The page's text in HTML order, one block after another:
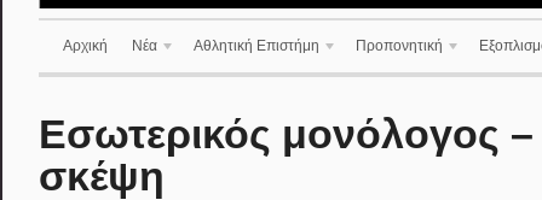
Αρχική Νέα Αθλητική Επιστήμη Προπονητική
Εσωτερικός μονόλογος –
σκέψη